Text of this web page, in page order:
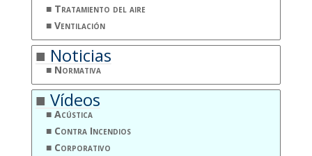
Tratamiento del aire
Ventilación
Noticias
Normativa
Vídeos
Acústica
Contra Incendios
Corporativo